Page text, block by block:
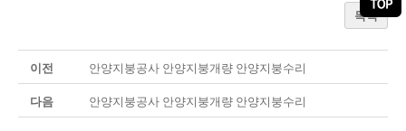
목록
이전 안양지붕공사 안양지붕개량 안양지붕수리
다음 안양지붕공사 안양지붕개량 안양지붕수리